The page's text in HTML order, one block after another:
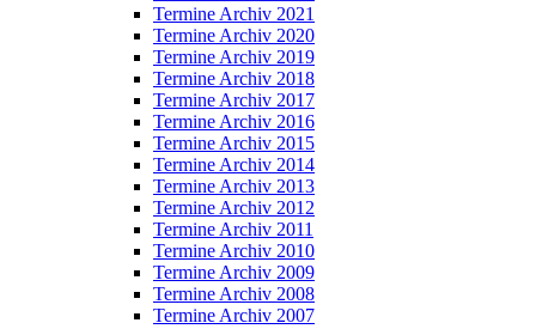
Termine Archiv 2021
Termine Archiv 2020
Termine Archiv 2019
Termine Archiv 2018
Termine Archiv 2017
Termine Archiv 2016
Termine Archiv 2015
Termine Archiv 2014
Termine Archiv 2013
Termine Archiv 2012
Termine Archiv 2011
Termine Archiv 2010
Termine Archiv 2009
Termine Archiv 2008
Termine Archiv 2007